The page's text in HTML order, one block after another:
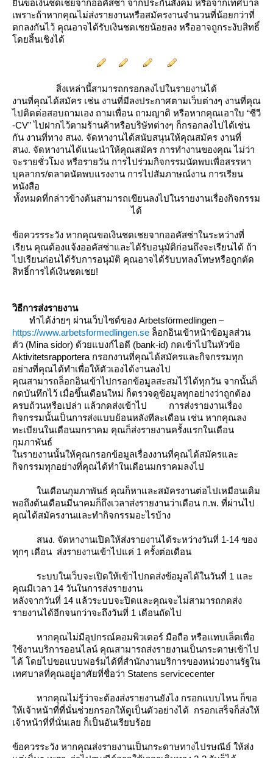
ื่นขอเงินชดเชยจากออคัสซ่า จากประกันสังคม หรือจากเทศบาล
เพราะถ้าหากคุณไม่ส่งรายงานหรือสมัครงานจำนวนที่น้อยกว่าที่
ตกลงกันไว้ คุณอาจได้รับเงินชดเชยน้อยลง หรืออาจถูกระงับสิทธิ์
ดยสิ้นเชิงได้
สิ่งเหล่านี้สามารถกรอกลงไปในรายงานได้
งานที่คุณได้สมัคร เช่น งานที่มีลงประกาศตามเว็บต่างๆ งานที่คุณ
ไปติดต่อสอบถามเอง ถามเพื่อน ถามญาติ หรือหากคุณเอาใบ “ซีวี
-CV” ไปฝากไว้ตามร้านค้าหรือบริษัทต่างๆ ก็กรอกลงไปได้เช่น
กัน งานที่ทาง สนง. จัดหางานได้สนับสนุนให้คุณสมัคร งานที่
สนง. จัดหางานได้แนะนำให้คุณสมัคร การทำงานของคุณ ไม่ว่า
จะรายชั่วโมง หรือรายวัน การไปร่วมกิจกรรมนัดพบเพื่อสรรหา
บุคลากร/ตลาดนัดพบแรงงาน การไปสัมภาษณ์งาน การเรียน
หนังสือ
ทั้งหมดที่กล่าวข้างต้นสามารถเขียนลงไปในรายงานเรื่องกิจกรรม
ได้
ข้อควรรระวัง หากคุณขอเงินชดเชยจากออคัสซ่าในระหว่างที่
เรียน คุณต้องแจ้งออคัสซ่าและได้รับอนุมัติก่อนถึงจะเรียนได้ ถ้า
ไปเรียนก่อนได้รับการอนุมัติ คุณอาจได้รับบทลงโทษหรือถูกตัด
สิทธิ์การได้เงินชดเชย!
วิธีการส่งรายงาน
ทำได้ง่ายๆ ผ่านเว็บไซต์ของ Arbetsförmedlingen –
https://www.arbetsformedlingen.se ล็อกอินเข้าหน้าข้อมูลส่วน
ตัว (Mina sidor) ด้วยแบงก์ไอดี (bank-id) กดเข้าไปในหัวข้อ
Aktivitetsrapportera กรอกงานที่คุณได้สมัครและกิจกรรมทุก
อย่างที่คุณได้ทำเพื่อให้ตัวเองได้งานลงไป
คุณสามารถล็อกอินเข้าไปกรอกข้อมูลสะสมไว้ได้ทุกวัน จากนั้นก็
กดบันทึกไว้ เมื่อขึ้นเดือนใหม่ ก็ตรวจดูข้อมูลทุกอย่างว่าถูกต้อง
ครบถ้วนหรือเปล่า แล้วกดส่งเข้าไป การส่งรายงานเรื่อง
กิจกรรมนั้นเป็นการส่งแบบย้อนหลังทีละเดือน เช่น หากคุณลง
ทะเบียนในเดือนมกราคม คุณก็ส่งรายงานครั้งแรกในเดือน
กุมภาพันธ์
นรายงานนั้นให้คุณกรอกข้อมูลเรื่องงานที่คุณได้สมัครและ
กิจกรรมทุกอย่างที่คุณได้ทำในเดือนมกราคมลงไป
นเดือนกุมภาพันธ์ คุณก็หาและสมัครงานต่อไปเหมือนเดิม
พอถึงต้นเดือนมีนาคมก็ถึงเวลาส่งรายงานว่าเดือน ก.พ. ที่ผ่านไป
คุณได้สมัครงานและทำกิจกรรมอะไรบ้าง
สนง. จัดหางานเปิดให้ส่งรายงานได้ระหว่างวันที่ 1-14 ของ
ทุกๆ เดือน ส่งรายงานเข้าไปแค่ 1 ครั้งต่อเดือน
ระบบในเว็บจะเปิดให้เข้าไปกดส่งข้อมูลได้ในวันที่ 1 และ
คุณมีเวลา 14 วันในการส่งรายงาน
หลังจากวันที่ 14 แล้วระบบจะปิดและคุณจะไม่สามารถกดส่ง
รายงานได้อีกจนกว่าจะถึงวันที่ 1 เดือนถัดไป
หากคุณไม่มีอุปกรณ์คอมพิวเตอร์ มือถือ หรือแทบเล็ตเพื่อ
ช้งานบริการออนไลน์ คุณสามารถส่งรายงานเป็นกระดาษเข้าไป
ได้ โดยไปขอแบบฟอร์มได้ที่สำนักงานบริการของหน่วยงานรัฐใน
เทศบาลที่คุณอยู่อาศัยที่ชื่อว่า Statens servicecenter
หากคุณไม่รู้ว่าจะต้องส่งรายงานยังไง กรอกแบบไหน ก็ขอ
ห้เจ้าหน้าที่ที่นั่นช่วยกรอกให้ดูเป็นตัวอย่างได้ กรอกเสร็จก็ส่งให้
เจ้าหน้าที่ที่นั่นเลย ก็เป็นอันเรียบร้อ
ข้อควรระวัง หากคุณส่งรายงานเป็นกระดาษทางไปรษณีย์ ให้ส่ง